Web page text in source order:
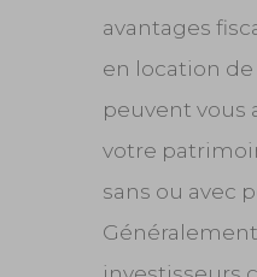
avantages
en location de
peuvent vous
votre
sans ou avec